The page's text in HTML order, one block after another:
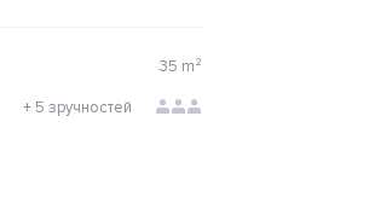
35 m²
+ 5 зручностей